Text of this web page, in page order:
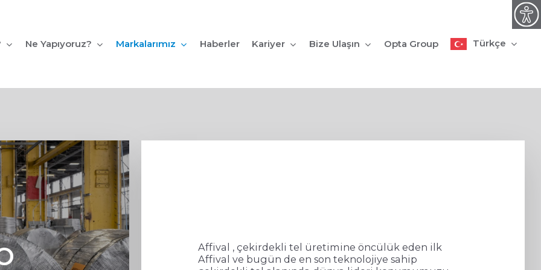
Ne Yapıyoruz? Markalarımız Haberler Kariyer Bize Ulaşın Opta Group Türkçe
Affival , çekirdekli tel üretimine öncülük eden ilk
Affival ve bugün de en son teknolojiye sahip